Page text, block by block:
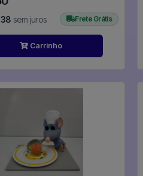
sem juros Frete Grátis
Carrinho